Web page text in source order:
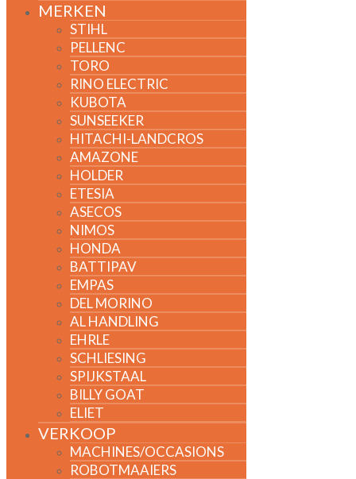
MERKEN
STIHL
PELLENC
TORO
RINO ELECTRIC
KUBOTA
SUNSEEKER
HITACHI-LANDCROS
AMAZONE
HOLDER
ETESIA
ASECOS
NIMOS
HONDA
BATTIPAV
EMPAS
DEL MORINO
AL HANDLING
EHRLE
SCHLIESING
SPIJKSTAAL
BILLY GOAT
ELIET
VERKOOP
MACHINES/OCCASIONS
ROBOTMAAIERS